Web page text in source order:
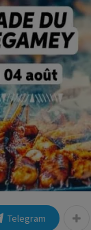
Telegram